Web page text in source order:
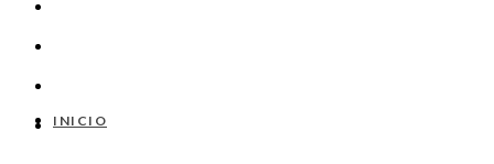
INICIO